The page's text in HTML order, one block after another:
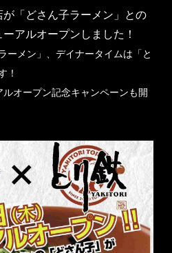
「どさん子ラーメン」との
アルオープンしました！
ーメン」、デイナータイムは「と
！
オープン記念キャンペーンも開